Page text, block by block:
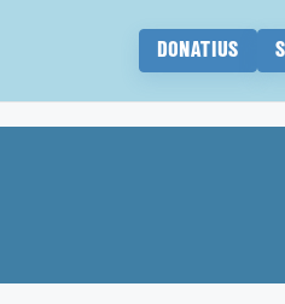
DONATIUS